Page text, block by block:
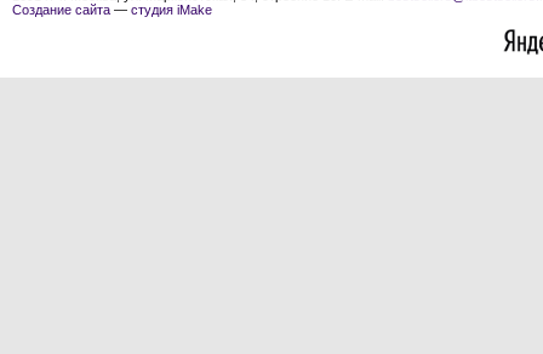
Создание сайта — студия iMake